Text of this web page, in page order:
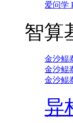
爱问学
智算
金沙鲲
金沙鲲
金沙鲲
异